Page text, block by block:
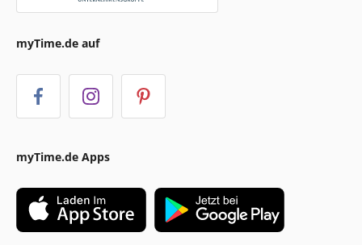
myTime.de auf
myTime.de Apps